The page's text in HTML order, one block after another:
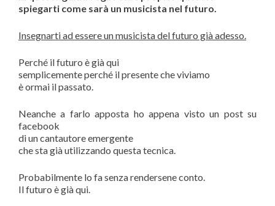
spiegarti come sarà un musicista nel futuro.
Insegnarti ad essere un musicista del futuro già adesso.
Perché il futuro è già qui
semplicemente perché il presente che viviamo
è ormai il passato.
Neanche a farlo apposta ho appena visto un post su
facebook
di un cantautore emergente
che sta già utilizzando questa tecnica.
Probabilmente lo fa senza rendersene conto.
Il futuro è già qui.